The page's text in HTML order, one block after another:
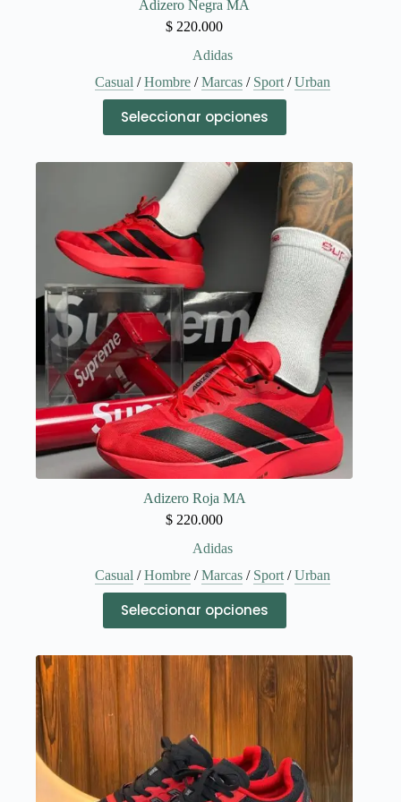
Adizero Negra MA
$ 220.000
Adidas
Casual /Hombre/Marcas/ Sport/Urban
Seleccionar opciones
producto
tiene
variantes.
opciones
se
pueden
elegir
en
la
página
de
producto
Adizero Roja MA
$ 220.000
Adidas
Casual /Hombre/Marcas/ Sport/Urban
Seleccionar opciones
producto
tiene
variantes.
Las
pueden
elegir
en
la
página